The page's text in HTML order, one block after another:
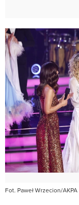
Fot. Paweł Wrzecion/AKPA